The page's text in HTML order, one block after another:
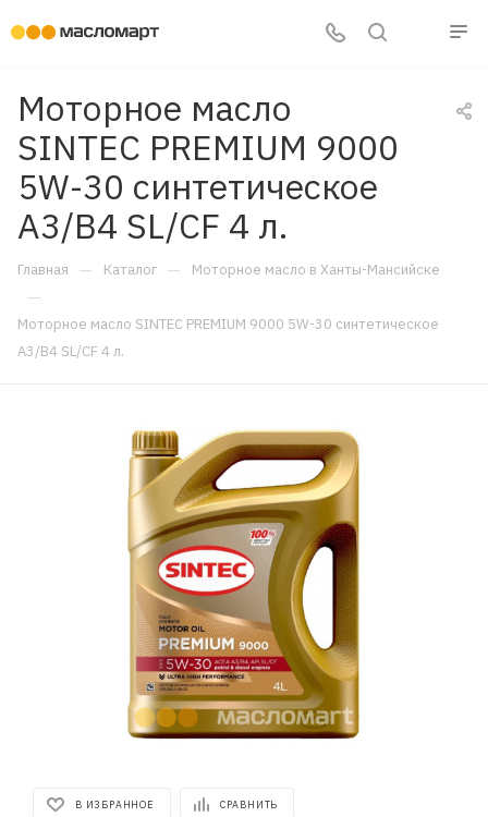
Моторное масло
SINTEC PREMIUM 9000
5W-30 синтетическое
A3/B4 SL/CF 4 л.
Главная — Каталог — Моторное масло в Ханты-Мансийске
—
Моторное масло SINTEC PREMIUM 9000 5W-30 синтетическое
A3/B4 SL/CF 4 л.
В ИЗБРАННОЕ СРАВНИТЬ